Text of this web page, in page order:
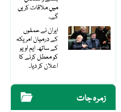
میں ملاقات کریں
گے۔
ایران نے حملوں
کے درمیان امریکہ
کے ساتھ ایم او یو
کو معطل کرنے کا
اعلان کر دیا۔
زمرہ جات